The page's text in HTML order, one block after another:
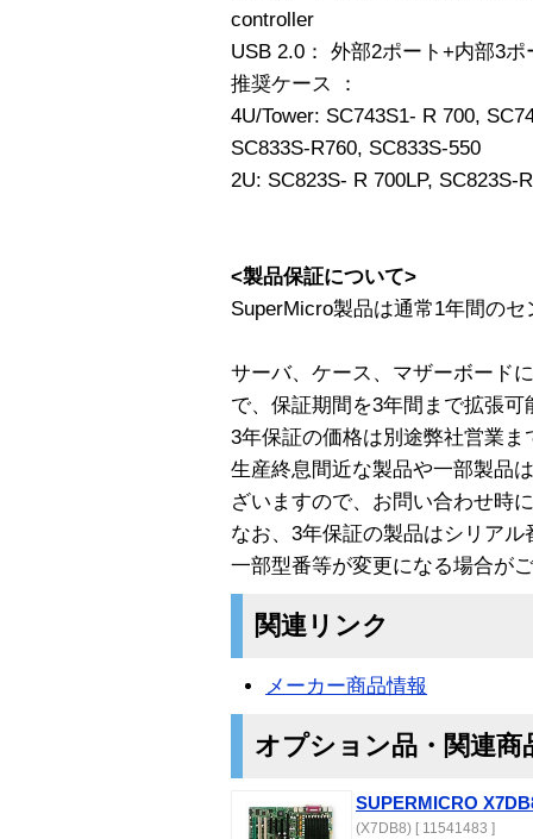
controller
USB 2.0： 外部2ポート+内部3ポ
推奨ケース ：
4U/Tower: SC743S1- R 700,
SC833S-R760, SC833S-550
2U: SC823S- R 700LP, SC823S-
<製品保証について>
SuperMicro製品は通常1年間の
サーバ、ケース、マザーボード
で、保証期間を3年間まで拡張可
3年保証の価格は別途弊社営業
生産終息間近な製品や一部製品
ざいますので、お問い合わせ時
なお、3年保証の製品はシリア
一部型番等が変更になる場合が
関連リンク
メーカー商品情報
オプション品・関連商
SUPERMICRO
(X7DB8) [ 11541483 ]